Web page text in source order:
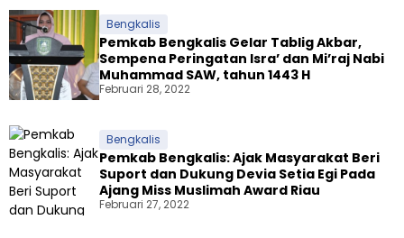
Bengkalis
Pemkab Bengkalis Gelar Tablig Akbar,
Sempena Peringatan Isra’ dan Mi’raj Nabi
Muhammad SAW, tahun 1443 H
Februari 28, 2022
Bengkalis
Pemkab Bengkalis: Ajak Masyarakat Beri
Suport dan Dukung Devia Setia Egi Pada
Ajang Miss Muslimah Award Riau
Februari 27, 2022